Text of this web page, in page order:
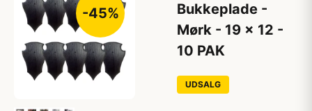
-45%
Bukkeplade -
Mørk - 19 x 12 -
10 PAK
UDSALG